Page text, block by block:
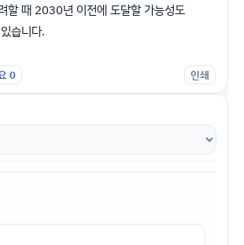
할 때 2030년 이전에 도달할 가능성도
습니다.
0 인쇄